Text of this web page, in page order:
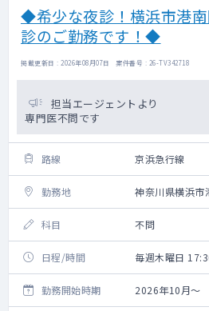
◆希少な夜診！横浜市港
診のご勤務です！◆
掲載更新日 : 2026年08月07日 案件番号 : 26-TV342718
担当エージェントより
専門医不問です
路線 京浜急行線
勤務地 神奈川県横浜市
科目 不問
日程/時間 毎週木曜日
勤務開始時期 2026年10月～